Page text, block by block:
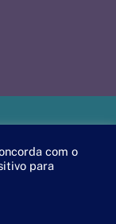
com o
para